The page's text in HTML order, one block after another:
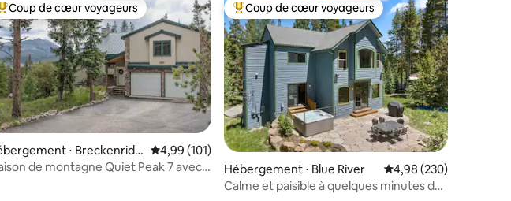
5
sur la base de 325 commentaires : 4,95 sur 5
de cœur voyageurs les plus appréciés
Coup de cœur voyageurs
⋅ Breckenridg Évaluation moyenne sur la base de 101 commentaires : 4,99 sur 5
4,99 (101)
de montagne Quiet Peak 7 avec
Coups de cœur voyageurs les plus appréciés
Coup de cœur voyageurs
Hébergement ⋅ Blue River Évaluation moyenne
4,98 (230)
Calme et paisible à quelques minutes de